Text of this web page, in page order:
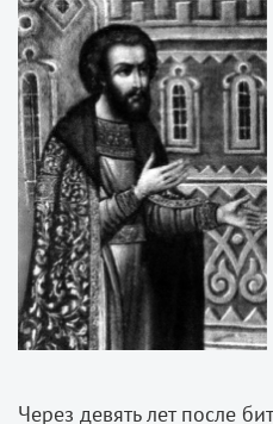
Через девять лет после